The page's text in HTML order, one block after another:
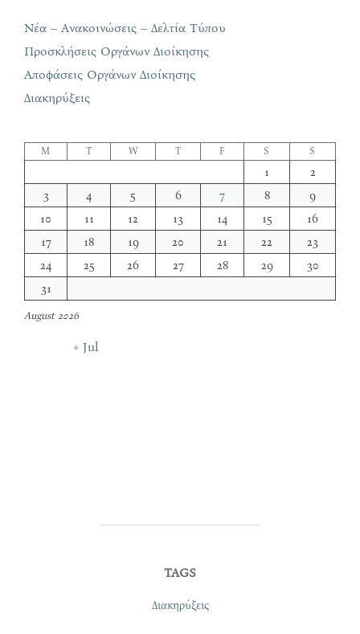
Νέα – Ανακοινώσεις – Δελτία Τύπου
Προσκλήσεις Οργάνων Διοίκησης
Αποφάσεις Οργάνων Διοίκησης
Διακηρύξεις
August 2026
M T W T F S S
1
2
3
4 5 6 7 8
9
10
11 12 13 14 15
16
17
18 19 20 21 22
23
24
25 26 27 28 29
30
31
« Jul
TAGS
Διακηρύξεις